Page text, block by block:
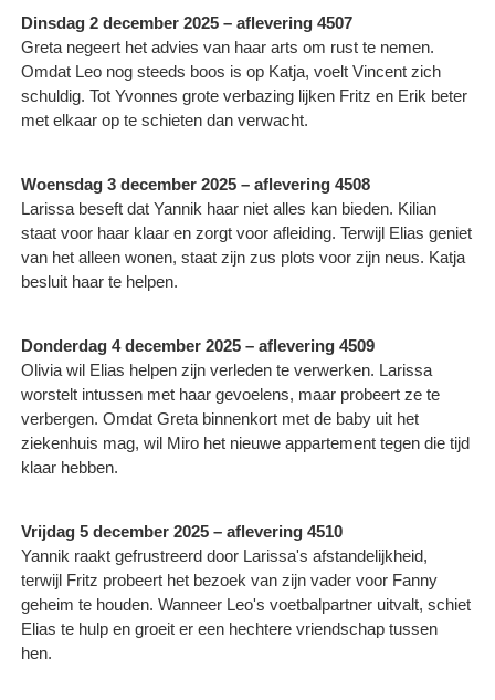
Dinsdag 2 december 2025 – aflevering 4507
Greta negeert het advies van haar arts om rust te nemen.
Omdat Leo nog steeds boos is op Katja, voelt Vincent zich
schuldig. Tot Yvonnes grote verbazing lijken Fritz en Erik beter
met elkaar op te schieten dan verwacht.
Woensdag 3 december 2025 – aflevering 4508
Larissa beseft dat Yannik haar niet alles kan bieden. Kilian
staat voor haar klaar en zorgt voor afleiding. Terwijl Elias geniet
van het alleen wonen, staat zijn zus plots voor zijn neus. Katja
besluit haar te helpen.
Donderdag 4 december 2025 – aflevering 4509
Olivia wil Elias helpen zijn verleden te verwerken. Larissa
worstelt intussen met haar gevoelens, maar probeert ze te
verbergen. Omdat Greta binnenkort met de baby uit het
ziekenhuis mag, wil Miro het nieuwe appartement tegen die tijd
klaar hebben.
Vrijdag 5 december 2025 – aflevering 4510
Yannik raakt gefrustreerd door Larissa's afstandelijkheid,
terwijl Fritz probeert het bezoek van zijn vader voor Fanny
geheim te houden. Wanneer Leo's voetbalpartner uitvalt, schiet
Elias te hulp en groeit er een hechtere vriendschap tussen
hen.